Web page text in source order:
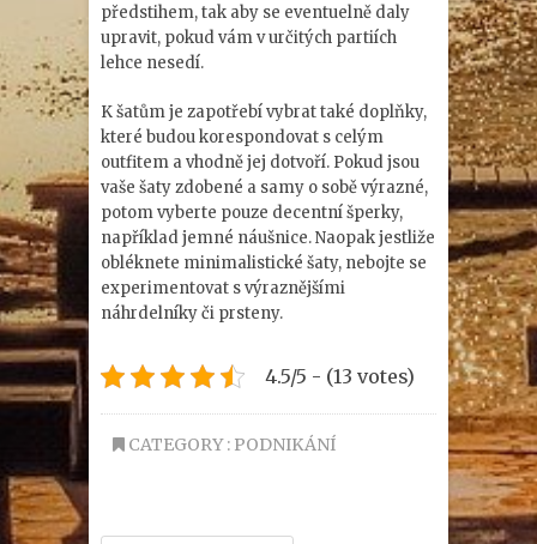
předstihem, tak aby se eventuelně daly
upravit, pokud vám v určitých partiích
lehce nesedí.
K šatům je zapotřebí vybrat také doplňky,
které budou korespondovat s celým
outfitem a vhodně jej dotvoří. Pokud jsou
vaše šaty zdobené a samy o sobě výrazné,
potom vyberte pouze decentní šperky,
například jemné náušnice. Naopak jestliže
obléknete minimalistické šaty, nebojte se
experimentovat s výraznějšími
náhrdelníky či prsteny.
4.5/5 - (13 votes)
CATEGORY : PODNIKÁNÍ